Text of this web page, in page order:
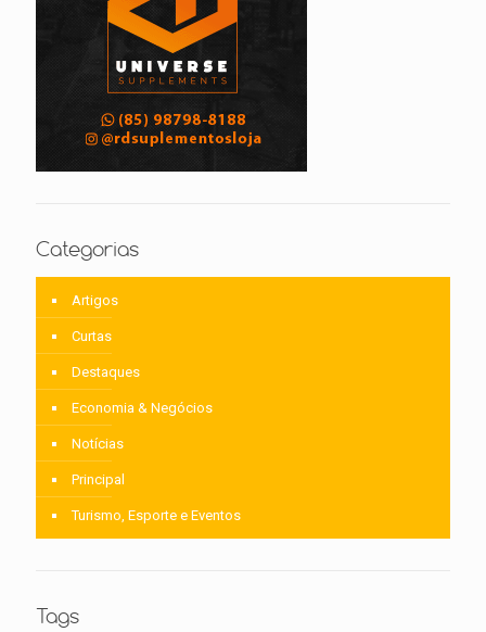
Categorias
Artigos
Curtas
Destaques
Economia & Negócios
Notícias
Principal
Turismo, Esporte e Eventos
Tags